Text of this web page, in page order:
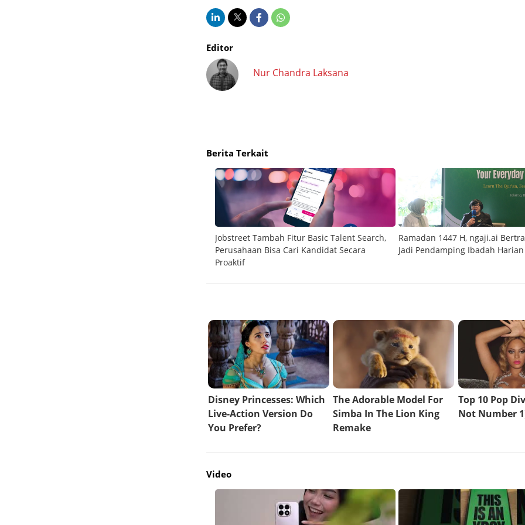
Editor
Nur Chandra Laksana
Berita Terkait
Jobstreet Tambah Fitur Basic Talent Search,
Perusahaan Bisa Cari Kandidat Secara
Proaktif
Ramadan 1447 H, ngaji.ai
Jadi Pendamping Ibadah
Video